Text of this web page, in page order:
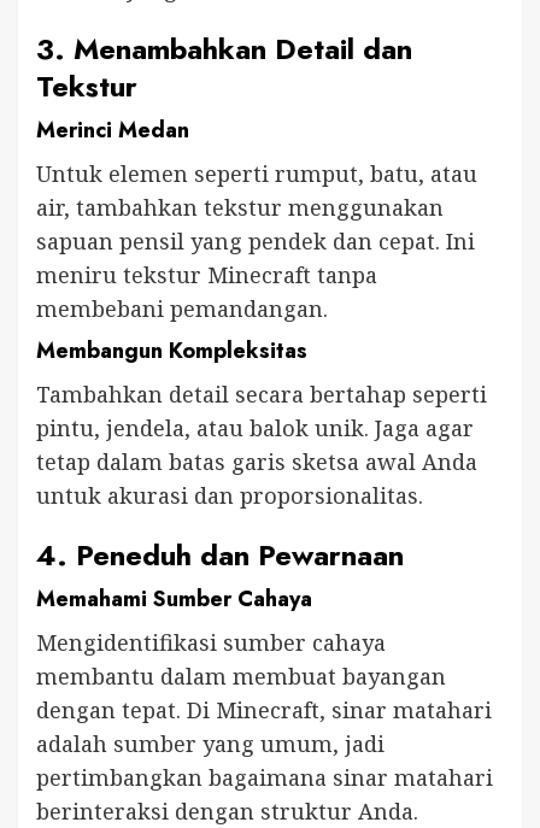
3. Menambahkan Detail dan
Tekstur
Merinci Medan
Untuk elemen seperti rumput, batu, atau
air, tambahkan tekstur menggunakan
sapuan pensil yang pendek dan cepat. Ini
meniru tekstur Minecraft tanpa
membebani pemandangan.
Membangun Kompleksitas
Tambahkan detail secara bertahap seperti
pintu, jendela, atau balok unik. Jaga agar
tetap dalam batas garis sketsa awal Anda
untuk akurasi dan proporsionalitas.
4. Peneduh dan Pewarnaan
Memahami Sumber Cahaya
Mengidentifikasi sumber cahaya
membantu dalam membuat bayangan
dengan tepat. Di Minecraft, sinar matahari
adalah sumber yang umum, jadi
pertimbangkan bagaimana sinar matahari
berinteraksi dengan struktur Anda.